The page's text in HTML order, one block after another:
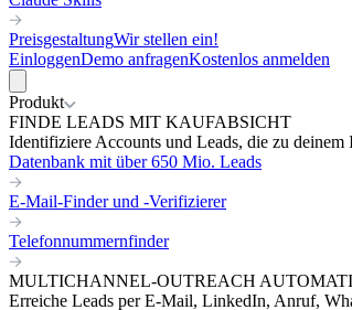
PreisgestaltungWir stellen ein!
EinloggenDemo anfragenKostenlos anmelden
Produkt
FINDE LEADS MIT KAUFABSICHT
Identifiziere Accounts und Leads, die zu
Datenbank mit über 650 Mio. Leads
E-Mail-Finder und -Verifizierer
Telefonnummernfinder
MULTICHANNEL-OUTREACH
Erreiche Leads per E-Mail, LinkedIn, Anruf,